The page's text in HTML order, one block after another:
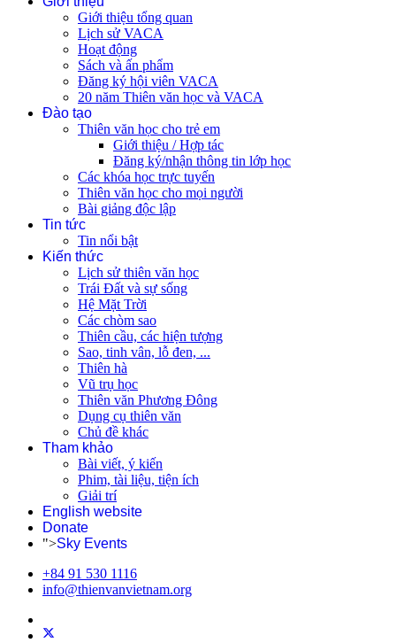
Giới thiệu tổng quan
Lịch sử VACA
Hoạt động
Sách và ấn phẩm
Đăng ký hội viên VACA
20 năm Thiên văn học và VACA
Đào tạo
Thiên văn học cho trẻ em
Giới thiệu / Hợp tác
Đăng ký/nhận thông tin lớp học
Các khóa học trực tuyến
Thiên văn học cho mọi người
Bài giảng độc lập
Tin tức
Tin nổi bật
Kiến thức
Lịch sử thiên văn học
Trái Đất và sự sống
Hệ Mặt Trời
Các chòm sao
Thiên cầu, các hiện tượng
Sao, tinh vân, lỗ đen, ...
Thiên hà
Vũ trụ học
Thiên văn Phương Đông
Dụng cụ thiên văn
Chủ đề khác
Tham khảo
Bài viết, ý kiến
Phim, tài liệu, tiện ích
Giải trí
English website
Donate
">Sky Events
+84 91 530 1116
info@thienvanvietnam.org